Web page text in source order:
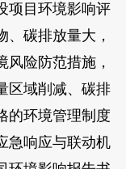
目环境影响评
、碳排放量大，
风险防范措施，
区域削减、碳排
的环境管理制度
急响应与联动机